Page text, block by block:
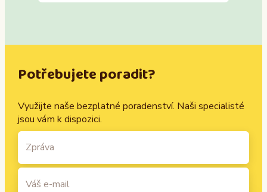
Potřebujete poradit?
Využijte naše bezplatné poradenství. Naši specialisté
jsou vám k dispozici.